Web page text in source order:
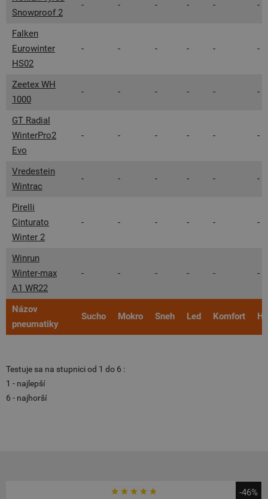
Snowproof 2
- - - - - -
Falken
Eurowinter
HS02
- - - - - -
Zeetex WH
1000
- - - - - -
GT Radial
WinterPro2
Evo
- - - - - -
Vredestein
Wintrac
- - - - - -
Pirelli
Cinturato
Winter 2
- - - - - -
Winrun
Winter-max
A1 WR22
- - - - - -
Názov
pneumatiky
Sucho Mokro Sneh Led Komfort
Testuje sa na stupnici od 1 do 6 :
1 - najlepší
6 - najhorší
-46%